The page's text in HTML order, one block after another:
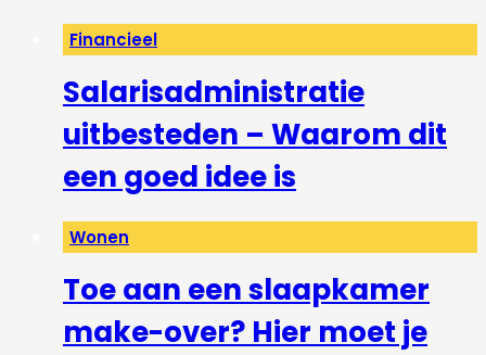
Financieel
Salarisadministratie
uitbesteden – Waarom dit
een goed idee is
Wonen
Toe aan een slaapkamer
make-over? Hier moet je